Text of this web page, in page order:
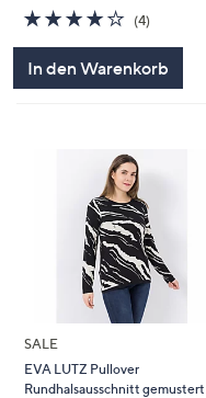
4.0
von
(4)
In den Warenkorb
SALE
EVA LUTZ Pullover
Rundhalsausschnitt gemustert